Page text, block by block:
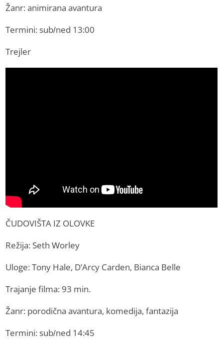
Žanr: animirana avantura
Termini: sub/ned 13:00
Trejler
ČUDOVIŠTA IZ OLOVKE
Režija: Seth Worley
Uloge: Tony Hale, D'Arcy Carden, Bianca Belle
Trajanje filma: 93 min.
Žanr: porodična avantura, komedija, fantazija
Termini: sub/ned 14:45